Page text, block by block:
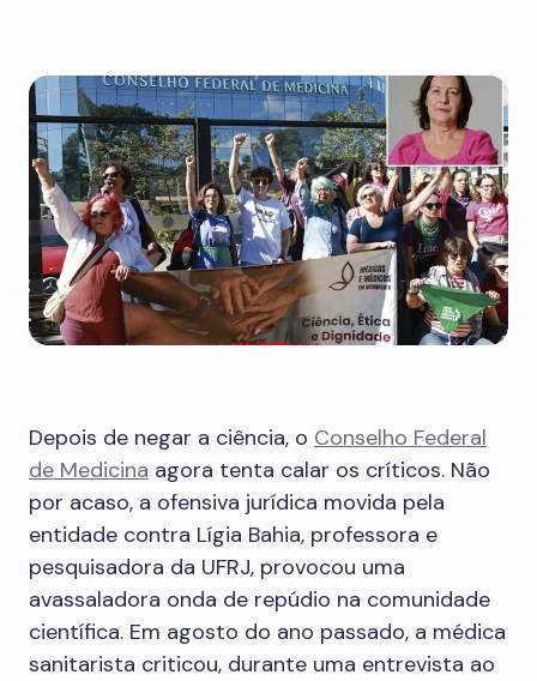
Depois de negar a ciência, o Conselho Federal
de Medicina agora tenta calar os críticos. Não
por acaso, a ofensiva jurídica movida pela
entidade contra Lígia Bahia, professora e
pesquisadora da UFRJ, provocou uma
avassaladora onda de repúdio na comunidade
científica. Em agosto do ano passado, a médica
sanitarista criticou, durante uma entrevista ao